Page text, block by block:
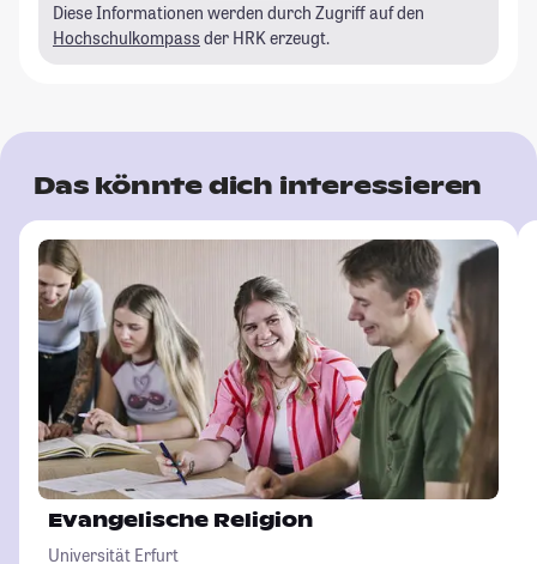
Diese Informationen werden durch Zugriff auf den
Hochschulkompass der HRK erzeugt.
Das könnte dich interessieren
Evangelische Religion
Universität Erfurt